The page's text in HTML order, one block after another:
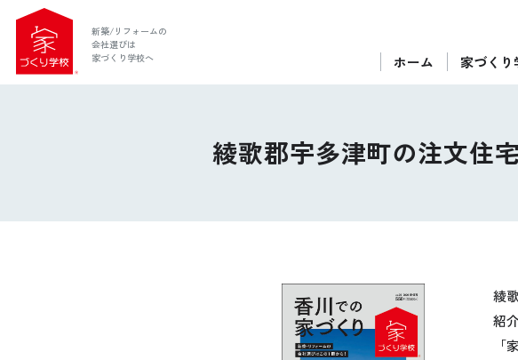
新築/リフォームの
会社選びは
家づくり学校へ
ホーム 家づくり
綾歌郡宇多津町の注文住
綾
紹